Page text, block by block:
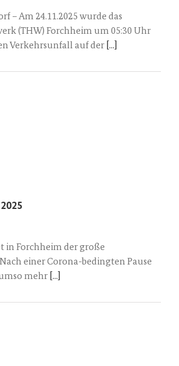
– Am 24.11.2025 wurde das
(THW) Forchheim um 05:30 Uhr
Verkehrsunfall auf der [...]
in Forchheim der große
einer Corona-bedingten Pause
mehr [...]